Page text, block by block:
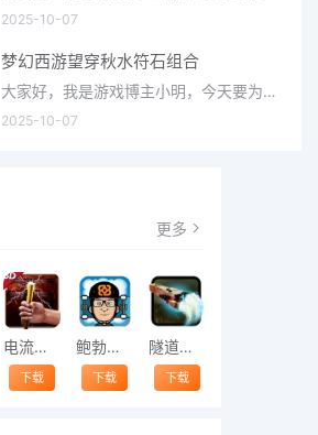
2025-10-07
梦幻西游望穿秋水符石组合
大家好，我是游戏博主小明，今天要为大家介绍的是梦幻西游中备受关注的望穿秋水符石组合。这个组合在游戏中被称
2025-10-07
更多
电流急急棒
下载
鲍勃的梦境
下载
隧道逃脱
下载